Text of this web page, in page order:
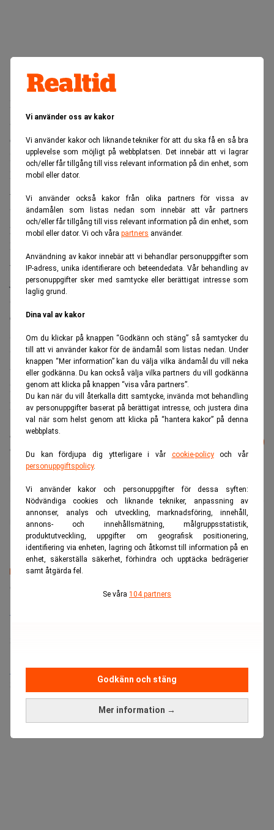
Vi använder oss av kakor
Vi använder kakor och liknande tekniker för att du ska få en så bra
upplevelse som möjligt på webbplatsen. Det innebär att vi lagrar
och/eller får tillgång till viss relevant information på din enhet, som
mobil eller dator.
Vi använder också kakor från olika partners för vissa av
ändamålen som listas nedan som innebär att vår partners
och/eller får tillgång till viss relevant information på din enhet, som
mobil eller dator. Vi och våra partners använder.
Användning av kakor innebär att vi behandlar personuppgifter som
IP-adress, unika identifierare och beteendedata. Vår behandling av
personuppgifter sker med samtycke eller berättigat intresse som
laglig grund.
Dina val av kakor
Om du klickar på knappen “Godkänn och stäng” så samtycker du
till att vi använder kakor för de ändamål som listas nedan. Under
knappen “Mer information” kan du välja vilka ändamål du vill neka
eller godkänna. Du kan också välja vilka partners du vill godkänna
genom att klicka på knappen “visa våra partners”.
Du kan när du vill återkalla ditt samtycke, invända mot behandling
av personuppgifter baserat på berättigat intresse, och justera dina
val när som helst genom att klicka på “hantera kakor” på denna
webbplats.
Du kan fördjupa dig ytterligare i vår cookie-policyoch vår
personuppgiftspolicy.
Vi använder kakor och personuppgifter för dessa syften:
Nödvändiga cookies och liknande tekniker, anpassning av
annonser, analys och utveckling, marknadsföring, innehåll,
annons- och innehållsmätning, målgruppsstatistik,
produktutveckling, uppgifter om geografisk positionering,
identifiering via enheten, lagring och åtkomst till information på en
enhet, säkerställa säkerhet, förhindra och upptäcka bedrägerier
samt åtgärda fel.
Se våra 104 partners
Mer information →
Godkänn och stäng
Det tyska industribolaget Schenk Process, med över 2.300
anställda globalt och med verksamheter i Europa, Nord-
och Sydamerika, Kina, Indien och Australien, säljs nu av
IK Investment Partners till PE-fonder under förvaltning av
Blackstone.
– Denna investering visar vårt starka engagemang på den
tyska marknaden, medan vi fortsätter att utvärdera
ytterligare möjliga förvärv i hela Europa, säger, Juergen
Pinker, vd på Blackstone.
– När vi inleder ett spännande nytt kapitel för Schenck vill
jag tacka IK för deras ovärderliga stöd under de senaste
åren. Blackstones betydande branscherfarenhet och
ekonomisk stöd gör dem till en idealisk ny partner. När vi
satsar på ytterligare investeringar i innovation och
utveckling av ny teknik ser vi fram emot att påskynda
tillväxten internationellt, säger Andreas Evertz, vd och
koncernchef för Schenck.
Parterna avslöjar inga siffror i samband med transaktionen.
Läs mer från Realtid - vårt nyhetsbrev
är kostnadsfritt:
Realtid.se
Senaste lediga jobben
Sista ansökningsdag:
Medarbetare inom Intern styrning och kontroll till Alecta
Sista ansökningsdag:13/06/2026
ANNONS